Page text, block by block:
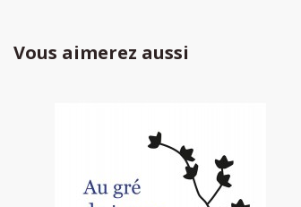
Vous aimerez aussi